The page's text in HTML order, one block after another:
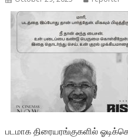
படமாக திரையரங்குகளில்